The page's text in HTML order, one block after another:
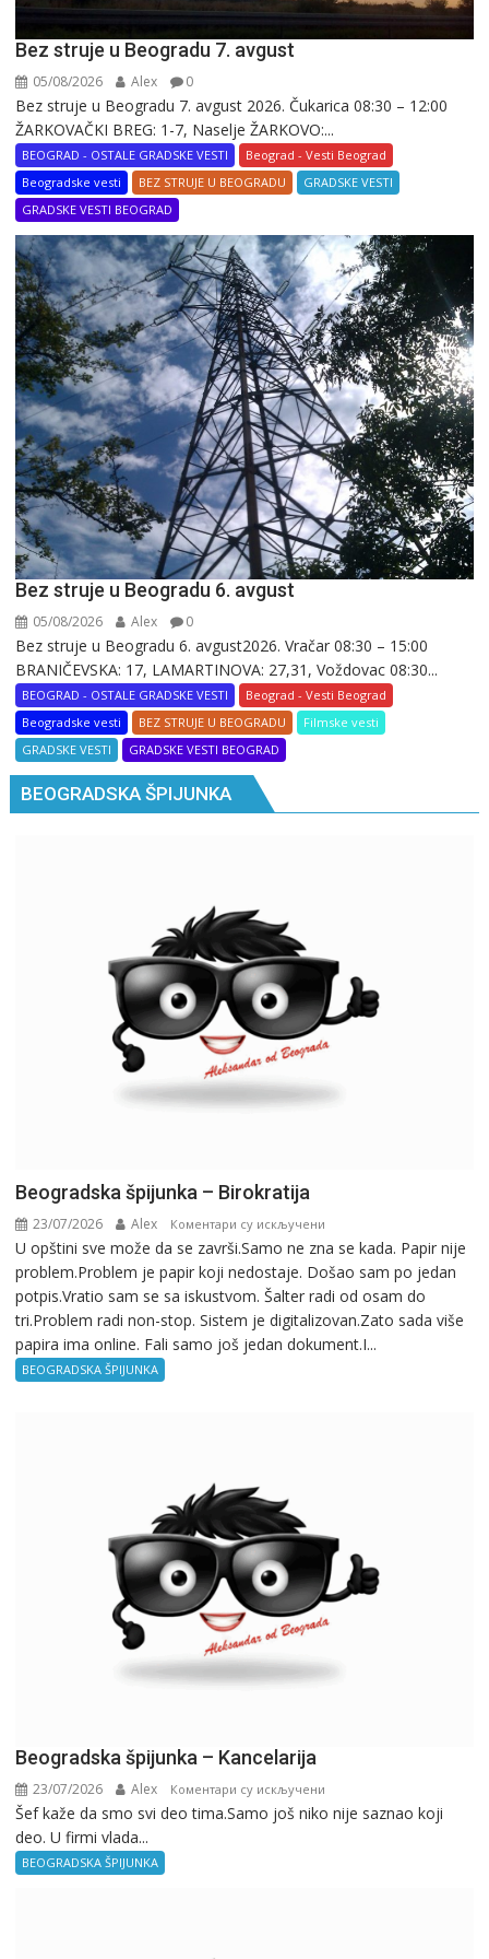
Bez struje u Beogradu 7. avgust
05/08/2026 Alex 0
Bez struje u Beogradu 7. avgust 2026. Čukarica 08:30 – 12:00
ŽARKOVAČKI BREG: 1-7, Naselje ŽARKOVO:...
BEOGRAD - OSTALE GRADSKE VESTI
Beograd - Vesti Beograd
Beogradske vesti
BEZ STRUJE U BEOGRADU
GRADSKE VESTI
GRADSKE VESTI BEOGRAD
Bez struje u Beogradu 6. avgust
05/08/2026 Alex 0
Bez struje u Beogradu 6. avgust2026. Vračar 08:30 – 15:00
BRANIČEVSKA: 17, LAMARTINOVA: 27,31, Voždovac 08:30...
BEOGRAD - OSTALE GRADSKE VESTI
Beograd - Vesti Beograd
Beogradske vesti
BEZ STRUJE U BEOGRADU
Filmske vesti
GRADSKE VESTI
GRADSKE VESTI BEOGRAD
BEOGRADSKA ŠPIJUNKA
Beogradska špijunka – Birokratija
23/07/2026 Alex Коментари су искључени
Beogradska
špijunka
–
Birokratija
U opštini sve može da se završi.Samo ne zna se kada. Papir nije
problem.Problem je papir koji nedostaje. Došao sam po jedan
potpis.Vratio sam se sa iskustvom. Šalter radi od osam do
tri.Problem radi non-stop. Sistem je digitalizovan.Zato sada više
papira ima online. Fali samo još jedan dokument.I...
BEOGRADSKA ŠPIJUNKA
Beogradska špijunka – Kancelarija
23/07/2026 Alex Коментари су искључени
Beogradska
Šef kaže da smo svi deo tima.Samo još niko nije saznao koji
deo. U firmi vlada...
BEOGRADSKA ŠPIJUNKA